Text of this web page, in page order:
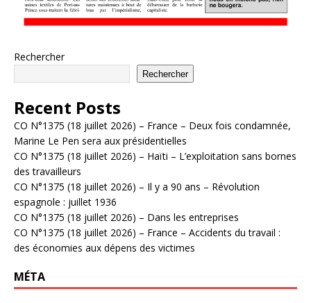
Rechercher
Rechercher
Recent Posts
CO N°1375 (18 juillet 2026) – France – Deux fois condamnée,
Marine Le Pen sera aux présidentielles
CO N°1375 (18 juillet 2026) – Haïti – L’exploitation sans bornes
des travailleurs
CO N°1375 (18 juillet 2026) – Il y a 90 ans – Révolution
espagnole : juillet 1936
CO N°1375 (18 juillet 2026) – Dans les entreprises
CO N°1375 (18 juillet 2026) – France – Accidents du travail :
des économies aux dépens des victimes
MÉTA